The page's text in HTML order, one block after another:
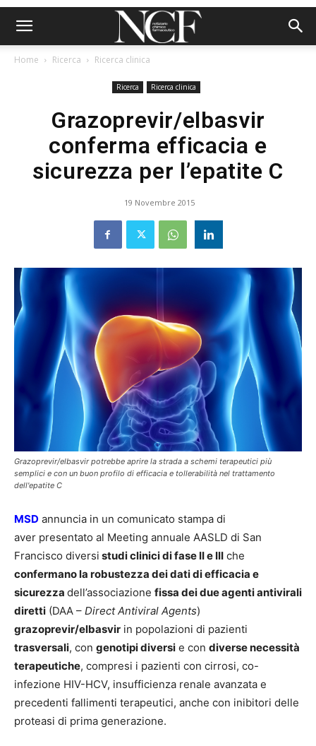
Home Ricerca Ricerca clinica
Ricerca Ricerca clinica
Grazoprevir/elbasvir
conferma efficacia e
sicurezza per l’epatite C
19 Novembre 2015
Grazoprevir/elbasvir potrebbe aprire la strada a schemi terapeutici più
semplici e con un buon profilo di efficacia e tollerabilità nel trattamento
dell'epatite C
MSD annuncia in un comunicato stampa di
aver presentato al Meeting annuale AASLD di San
Francisco diversi studi clinici di fase II e III che
confermano la robustezza dei dati di efficacia e
sicurezza dell’associazione fissa dei due agenti antivirali
diretti (DAA – Direct Antiviral Agents)
grazoprevir/elbasvir in popolazioni di pazienti
trasversali, con genotipi diversi e con diverse necessità
terapeutiche, compresi i pazienti con cirrosi, co-
infezione HIV-HCV, insufficienza renale avanzata e
precedenti fallimenti terapeutici, anche con inibitori delle
proteasi di prima generazione.